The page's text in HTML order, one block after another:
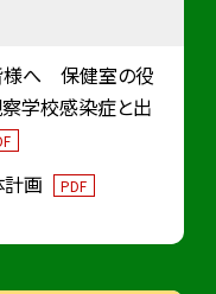
様へ 保健室の役
学校感染症と出
画 PDF